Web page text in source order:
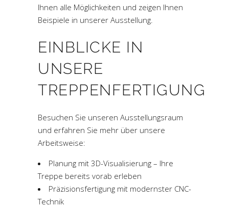
Ihnen alle Möglichkeiten und zeigen Ihnen
Beispiele in unserer Ausstellung.
EINBLICKE IN
UNSERE
TREPPENFERTIGUNG
Besuchen Sie unseren Ausstellungsraum
und erfahren Sie mehr über unsere
Arbeitsweise:
Planung mit 3D-Visualisierung – Ihre
Treppe bereits vorab erleben
Präzisionsfertigung mit modernster CNC-
Technik